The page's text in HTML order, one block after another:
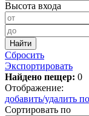
Высота входа
Сбросить
Экспортировать
Найдено пещер: 0
Отображение:
добавить/удалить
Сортировать по